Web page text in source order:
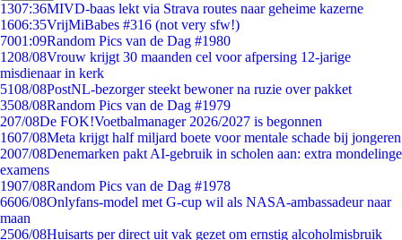
1307:36MIVD-baas lekt via Strava routes naar geheime kazerne
1606:35VrijMiBabes #316 (not very sfw!)
7001:09Random Pics van de Dag #1980
1208/08Vrouw krijgt 30 maanden cel voor afpersing 12-jarige
misdienaar in kerk
5108/08PostNL-bezorger steekt bewoner na ruzie over pakket
3508/08Random Pics van de Dag #1979
207/08De FOK!Voetbalmanager 2026/2027 is begonnen
1607/08Meta krijgt half miljard boete voor mentale schade bij jongeren
2007/08Denemarken pakt AI-gebruik in scholen aan: extra mondelinge
examens
1907/08Random Pics van de Dag #1978
6606/08Onlyfans-model met G-cup wil als NASA-ambassadeur naar
maan
2506/08Huisarts per direct uit vak gezet om ernstig alcoholmisbruik